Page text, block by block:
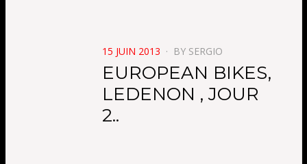
POSTED
ON
15 JUIN 2013 BY SERGIO
EUROPEAN BIKES,
LEDENON , JOUR
2..